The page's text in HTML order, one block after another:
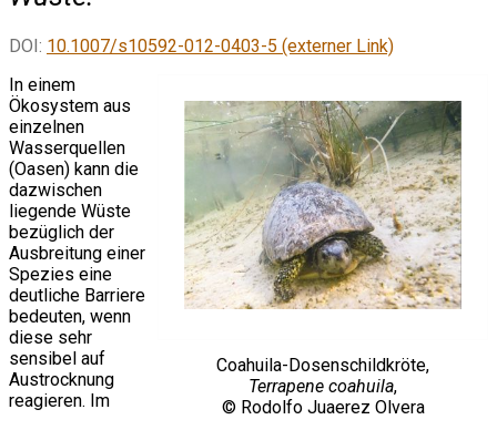
DOI: 10.1007/s10592-012-0403-5 (externer Link)
Coahuila-Dosenschildkröte,
Terrapene coahuila,
© Rodolfo Juaerez Olvera
In einem
Ökosystem aus
einzelnen
Wasserquellen
(Oasen) kann die
dazwischen
liegende Wüste
bezüglich der
Ausbreitung einer
Spezies eine
deutliche Barriere
bedeuten, wenn
diese sehr
sensibel auf
Austrocknung
reagieren. Im